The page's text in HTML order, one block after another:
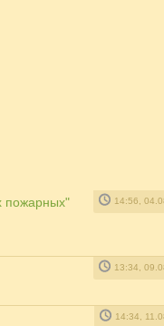
пожарных"
14:56,
13:34,
14:34,